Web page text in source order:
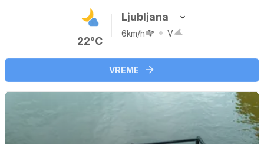
22°C
Ljubljana
6km/h V
VREME